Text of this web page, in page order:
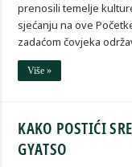
prenosili temelje
sjećanju na ove
zadaćom čovjeka
Više »
KAKO POSTIĆI
GYATSO